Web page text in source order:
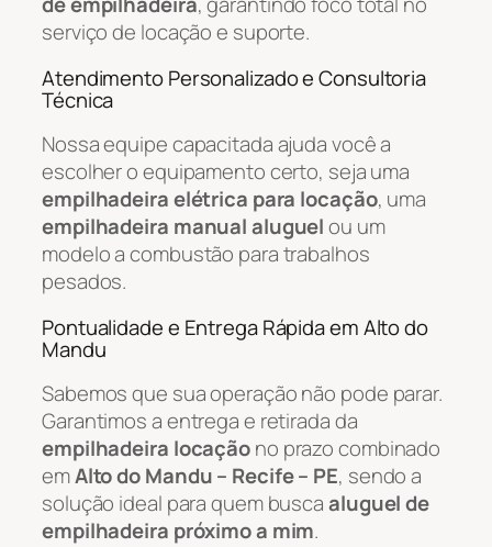
serviço de locação e suporte.
Atendimento Personalizado e Consultoria
Técnica
Nossa equipe capacitada ajuda você a
escolher o equipamento certo, seja uma
empilhadeira elétrica para locação, uma
empilhadeira manual aluguelou um
modelo a combustão para trabalhos
pesados.
Pontualidade e Entrega Rápida em Alto do
Mandu
Sabemos que sua operação não pode parar.
Garantimos a entrega e retirada da
empilhadeira locaçãono prazo combinado
emAlto do Mandu – Recife – PE, sendo a
solução ideal para quem buscaaluguel de
empilhadeira próximo a mim.